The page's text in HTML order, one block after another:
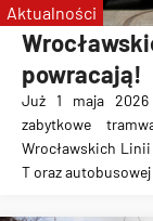
powracają!
Już 1 maja 2026
zabytkowe
Wrocławskich
T oraz autobusowej
Aktualności